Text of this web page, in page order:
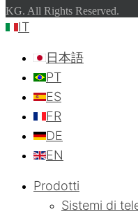
KG. All Rights Reserved.
IT
日本語
PT
ES
FR
DE
EN
Prodotti
Sistemi di